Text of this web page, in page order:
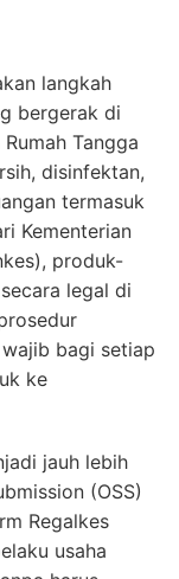
langkah
bergerak di
Tangga
disinfektan,
termasuk
Kementerian
produk-
legal di
bagi setiap
ke
jauh lebih
(OSS)
Regalkes
usaha